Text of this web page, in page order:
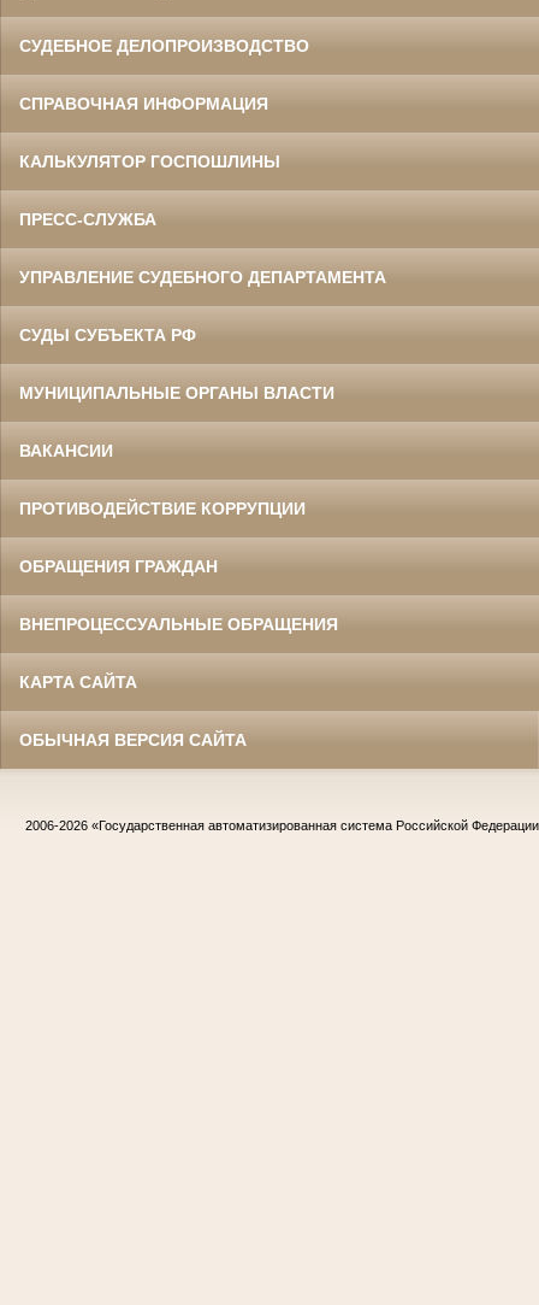
СУДЕБНОЕ ДЕЛОПРОИЗВОДСТВО
СПРАВОЧНАЯ ИНФОРМАЦИЯ
КАЛЬКУЛЯТОР ГОСПОШЛИНЫ
ПРЕСС-СЛУЖБА
УПРАВЛЕНИЕ СУДЕБНОГО ДЕПАРТАМЕНТА
СУДЫ СУБЪЕКТА РФ
МУНИЦИПАЛЬНЫЕ ОРГАНЫ ВЛАСТИ
ВАКАНСИИ
ПРОТИВОДЕЙСТВИЕ КОРРУПЦИИ
ОБРАЩЕНИЯ ГРАЖДАН
ВНЕПРОЦЕССУАЛЬНЫЕ ОБРАЩЕНИЯ
КАРТА САЙТА
ОБЫЧНАЯ ВЕРСИЯ САЙТА
2006-2026 «Государственная автоматизированная система Российской